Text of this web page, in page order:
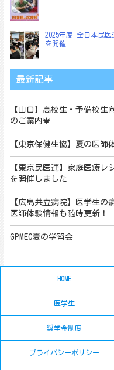
2025年度 全日本民
を開催
最新記事
【山口】高校生・予備校生
のご案内🍁
【東京保健生協】夏の医師
【東京民医連】家庭医療レ
を開催しました
【広島共立病院】医学生の
医師体験情報も随時更新！
GPMEC夏の学習会
HOME
医学生
奨学金制度
プライバシーポリシー